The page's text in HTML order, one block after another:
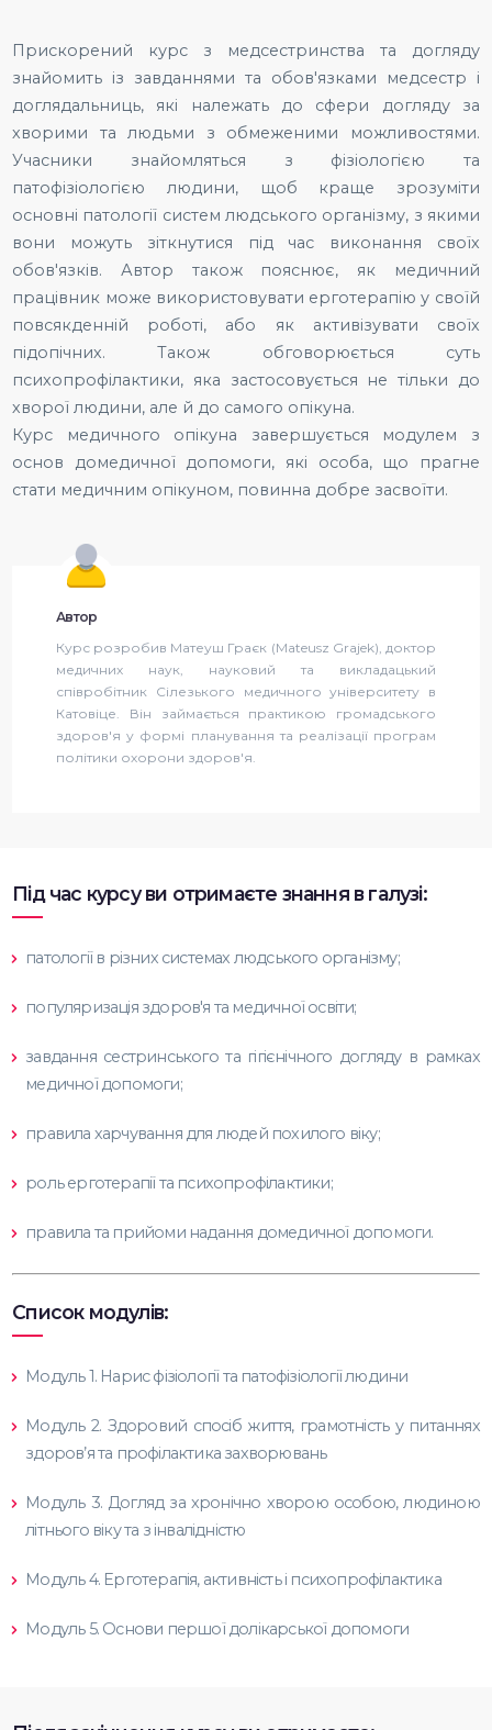
Прискорений курс з медсестринства та догляду
знайомить із завданнями та обов'язками медсестр і
доглядальниць, які належать до сфери догляду за
хворими та людьми з обмеженими можливостями.
Учасники знайомляться з фізіологією та
патофізіологією людини, щоб краще зрозуміти
основні патології систем людського організму, з якими
вони можуть зіткнутися під час виконання своїх
обов'язків. Автор також пояснює, як медичний
працівник може використовувати ерготерапію у своїй
повсякденній роботі, або як активізувати своїх
підопічних. Також обговорюється суть
психопрофілактики, яка застосовується не тільки до
хворої людини, але й до самого опікуна.
Курс медичного опікуна завершується модулем з
основ домедичної допомоги, які особа, що прагне
стати медичним опікуном, повинна добре засвоїти.
Автор
Курс розробив Матеуш Граєк (Mateusz Grajek), доктор
медичних наук, науковий та викладацький
співробітник Сілезького медичного університету в
Катовіце. Він займається практикою громадського
здоров'я у формі планування та реалізації програм
політики охорони здоров'я.
Під час курсу ви отримаєте знання в галузі:
патології в різних системах людського організму;
популяризація здоров'я та медичної освіти;
завдання сестринського та гігієнічного догляду в рамках
медичної допомоги;
правила харчування для людей похилого віку;
роль ерготерапії та психопрофілактики;
правила та прийоми надання домедичної допомоги.
Список модулів:
Модуль 1. Нарис фізіології та патофізіології людини
Модуль 2. Здоровий спосіб життя, грамотність у питаннях
здоров’я та профілактика захворювань
Модуль 3. Догляд за хронічно хворою особою, людиною
літнього віку та з інвалідністю
Модуль 4. Ерготерапія, активність і психопрофілактика
Модуль 5. Основи першої долікарської допомоги